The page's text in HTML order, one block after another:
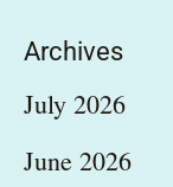
Archives
July 2026
June 2026